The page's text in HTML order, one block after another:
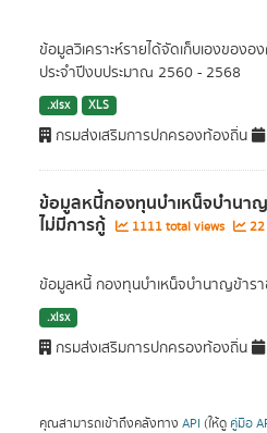
ข้อมูลวิเคราะห์รายได้จัดเก็บเองของ
ประจำปีงบประมาณ 2560 - 2568
.xlsx XLS
กรมส่งเสริมการปกครองท้องถิ่น
ข้อมูลหนี้กองทุนบำเหน็จบำนา
ไม่มีการกู้ 1111 total views 22
ข้อมูลหนี้ กองทุนบำเหน็จบำนาญข้าร
.xlsx
กรมส่งเสริมการปกครองท้องถิ่น
คุณสามารถเข้าถึงคลังทาง API (ให้ดู คู่มือ